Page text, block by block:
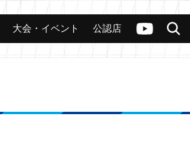
ヴァンガードch
検索
大会 公認店舗 その他
大会・イベント 公認店